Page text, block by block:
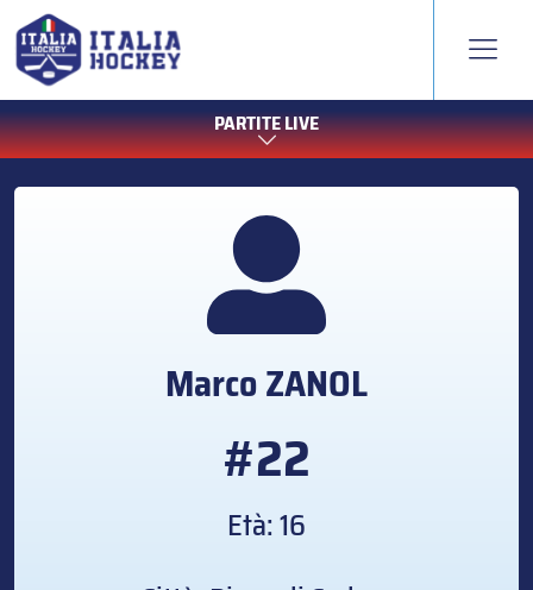
PARTITE LIVE
MarcoZANOL
#22
Età: 16